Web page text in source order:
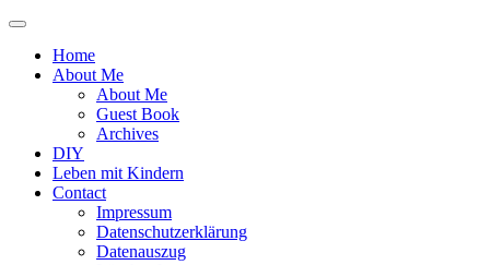
Menü
oder
ausblenden
Home
About Me
About Me
Guest Book
Archives
DIY
Leben mit Kindern
Contact
Impressum
Datenschutzerklärung
Datenauszug